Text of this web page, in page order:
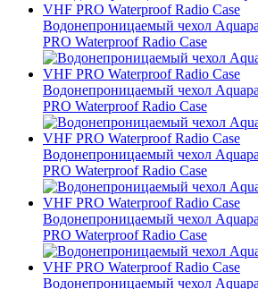
Водонепроницаемый чехол
PRO Waterproof Radio Case
Водонепроницаемый чехол
PRO Waterproof Radio Case
Водонепроницаемый чехол
PRO Waterproof Radio Case
Водонепроницаемый чехол
PRO Waterproof Radio Case
Водонепроницаемый чехол